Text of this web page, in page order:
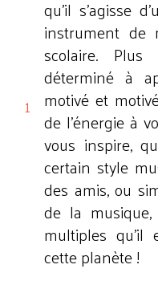
qu'il s'agisse
instrument de
scolaire.
déterminé à
motivé et
de l'énergie à
vous inspire,
certain style
des amis, ou
de la
multiples qu'il
cette planète !